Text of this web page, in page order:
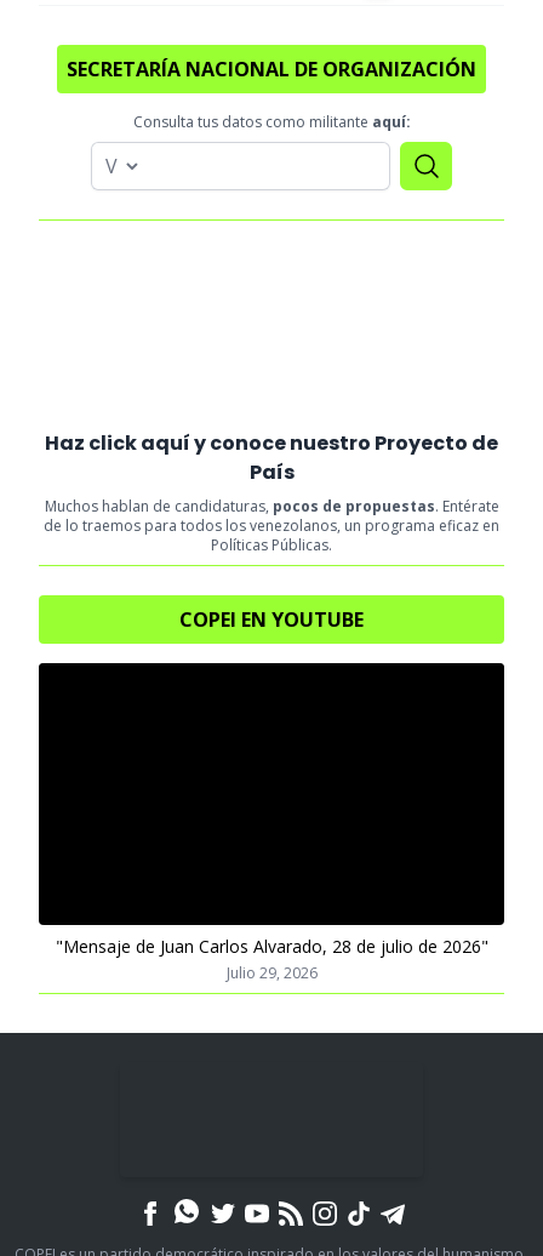
SECRETARÍA NACIONAL DE ORGANIZACIÓN
Consulta tus datos como militante aquí:
Haz click aquí y conoce nuestro Proyecto de
País
Muchos hablan de candidaturas, pocos de propuestas. Entérate
de lo traemos para todos los venezolanos, un programa eficaz en
Políticas Públicas.
COPEI EN YOUTUBE
"Mensaje de Juan Carlos Alvarado, 28 de julio de 2026"
Julio 29, 2026